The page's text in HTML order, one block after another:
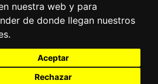
nuestra web y para
de donde llegan nuestros
Aceptar
Rechazar